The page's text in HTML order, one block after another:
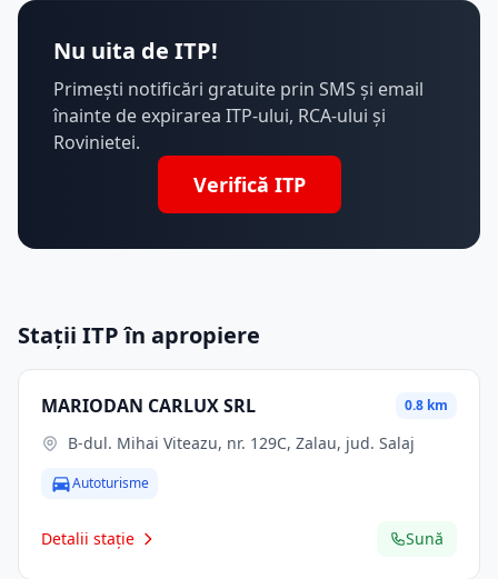
Nu uita de ITP!
Primești notificări gratuite prin SMS și email
înainte de expirarea ITP-ului, RCA-ului și
Rovinietei.
Verifică ITP
Stații ITP în apropiere
MARIODAN CARLUX SRL 0.8 km
B-dul. Mihai Viteazu, nr. 129C, Zalau, jud. Salaj
Autoturisme
Detalii stație Sună